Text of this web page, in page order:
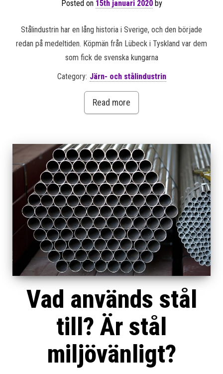
Posted on 15th januari 2020by
Stålindustrin har en lång historia i Sverige, och den började
redan på medeltiden. Köpmän från Lübeck i Tyskland var dem
som fick de svenska kungarna
Category: Järn- och stålindustrin
Read more
Vad används stål
till? Är stål
miljövänligt?